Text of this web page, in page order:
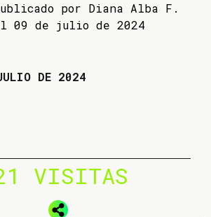
por Diana Alba F.
09 de julio de 2024
DE 2024
VISITAS